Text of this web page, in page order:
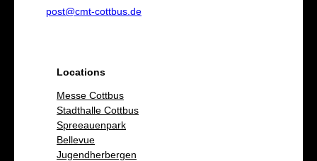
post@cmt-cottbus.de
Locations
Messe Cottbus
Stadthalle Cottbus
Spreeauenpark
Bellevue
Jugendherbergen